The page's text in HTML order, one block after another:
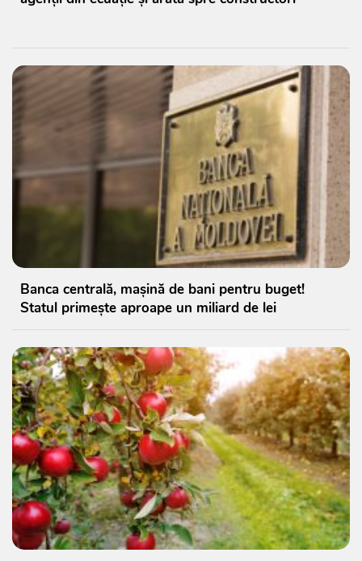
Banca centrală, mașină de bani pentru buget!
Statul primește aproape un miliard de lei